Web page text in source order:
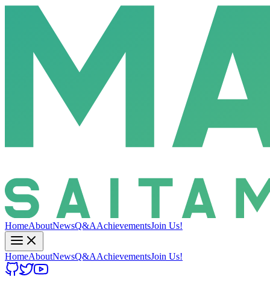
HomeAboutNewsQ&AAchievementsJoin Us!
HomeAboutNewsQ&AAchievementsJoin Us!